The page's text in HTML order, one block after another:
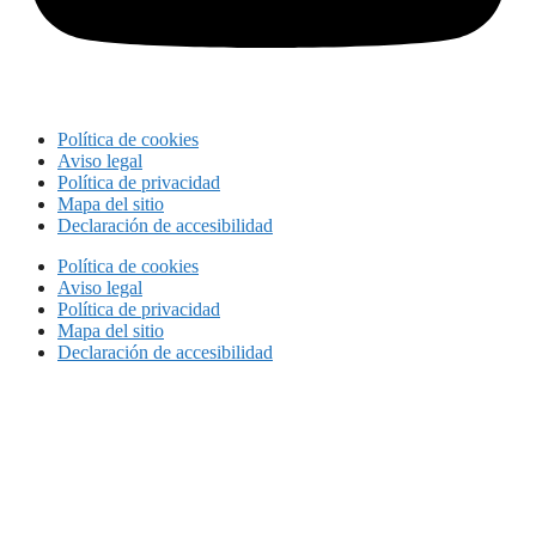
Política de cookies
Aviso legal
Política de privacidad
Mapa del sitio
Declaración de accesibilidad
Política de cookies
Aviso legal
Política de privacidad
Mapa del sitio
Declaración de accesibilidad